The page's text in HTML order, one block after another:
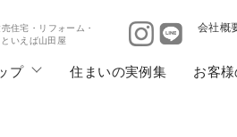
住宅・リフォーム・
いえば山田屋
会社概
プ 住まいの実例集 お客